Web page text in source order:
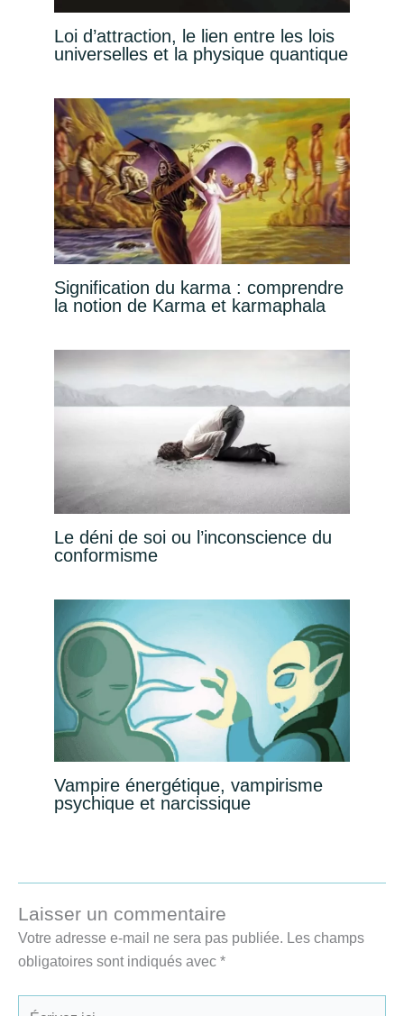
Loi d’attraction, le lien entre les lois
universelles et la physique quantique
Signification du karma : comprendre
la notion de Karma et karmaphala
Le déni de soi ou l’inconscience du
conformisme
Vampire énergétique, vampirisme
psychique et narcissique
Laisser un commentaire
Votre adresse e-mail ne sera pas publiée. Les champs
obligatoires sont indiqués avec *